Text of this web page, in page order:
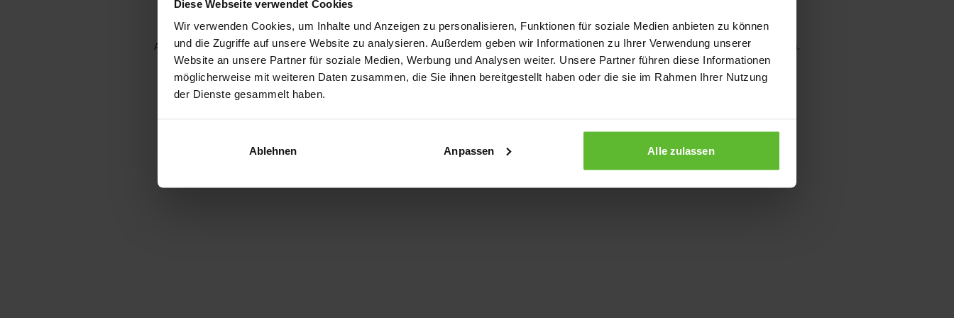
Diese Webseite verwendet Cookies
Wir verwenden Cookies, um Inhalte und Anzeigen zu personalisieren, Funktionen für soziale Medien anbieten zu können
und die Zugriffe auf unsere Website zu analysieren. Außerdem geben wir Informationen zu Ihrer Verwendung unserer
Website an unsere Partner für soziale Medien, Werbung und Analysen weiter. Unsere Partner führen diese Informationen
möglicherweise mit weiteren Daten zusammen, die Sie ihnen bereitgestellt haben oder die sie im Rahmen Ihrer Nutzung
der Dienste gesammelt haben.
Ablehnen Anpassen Alle zulassen
Application error: a client-side exception has occurred while loading www.kurzwego.de (see the browser console for more information).